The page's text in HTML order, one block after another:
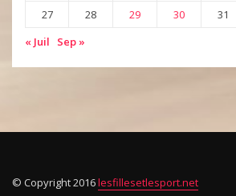
27
28 29 30
31
« Juil
Sep »
© Copyright 2016lesfillesetlesport.net